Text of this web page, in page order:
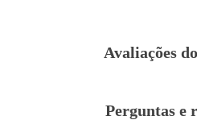
Avaliações
Perguntas e